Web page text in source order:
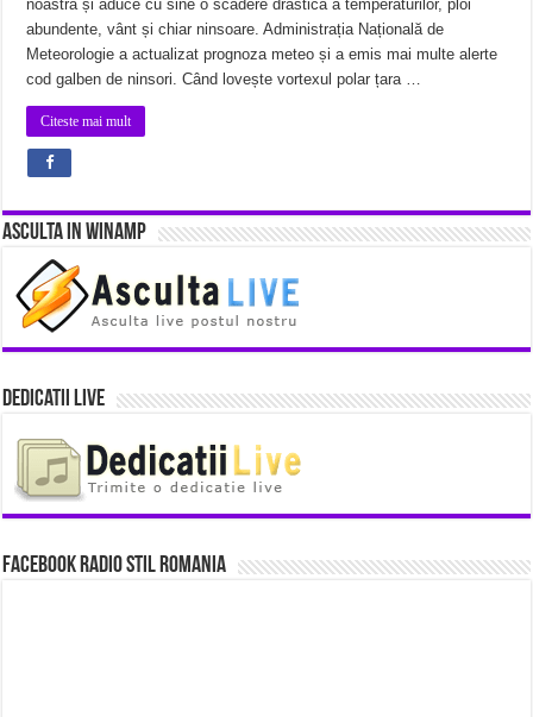
noastră și aduce cu sine o scădere drastică a temperaturilor, ploi
abundente, vânt și chiar ninsoare. Administrația Națională de
Meteorologie a actualizat prognoza meteo și a emis mai multe alerte
cod galben de ninsori. Când lovește vortexul polar țara …
Citeste mai mult
Asculta in Winamp
Dedicatii Live
Facebook Radio Stil Romania